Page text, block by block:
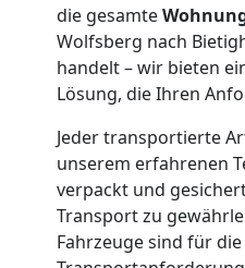
die gesamte
Wolfsberg nach
handelt – wir bieten
Lösung, die Ihren
Jeder transportierte
unserem erfahrenen
verpackt und
Transport zu
Fahrzeuge sind für
Wolfsberg